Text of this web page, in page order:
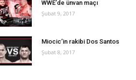
WWE’de ünvan maçı
Şubat 9, 2017
Miocic’in rakibi Dos Santos
Şubat 8, 2017